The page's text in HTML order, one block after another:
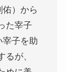
）から
た宰子
宰子を助
が、